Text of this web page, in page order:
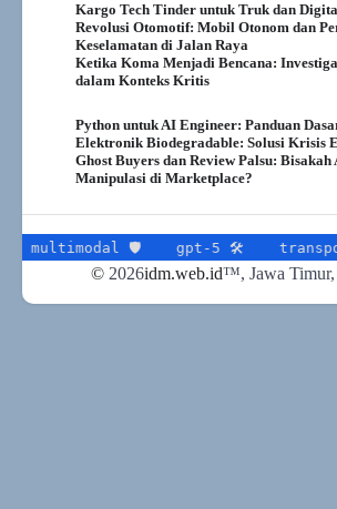
Kargo Tech Tinder untuk Truk dan
Revolusi Otomotif: Mobil Otonom dan
Keselamatan di Jalan Raya
Ketika Koma Menjadi Bencana:
dalam Konteks Kritis
Python untuk AI Engineer: Panduan
Elektronik Biodegradable: Solusi Krisis
Ghost Buyers dan Review Palsu: Bisakah
Manipulasi di Marketplace?
🛡 gpt-5 🛠 transportasi
©2026idm.web.id™, Jawa